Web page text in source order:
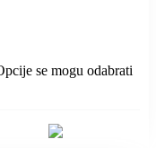
se mogu odabrati